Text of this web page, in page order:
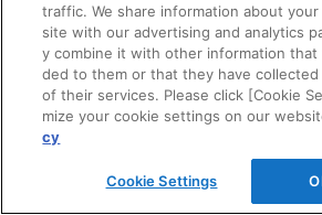
各種データダウンロード
WEB見積・各種シミュレーション
交換用部品の購入
修理・点検
traffic. We share information about
site with our advertising and analytics
y combine it with other information that
ded to them or that they have
of their services. Please click [Cookie
mize your cookie settings on our
cy
Cookie Settings